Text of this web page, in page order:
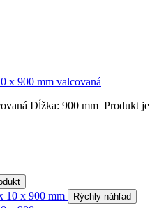
x 900 mm valcovaná
Dĺžka: 900 mm Produkt je
Rýchly náhľad